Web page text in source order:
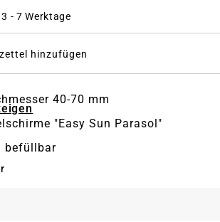
- 7 Werktage
hinzufügen
40-70 mm
"Easy Sun Parasol"
befüllbar